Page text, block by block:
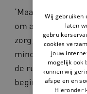
om aan de slag
zorg voor staat.
minder complex,
de rug zijn als zij
beginnen of
Wij gebruiken
laten
cookies
jouw
mogelijk ook
kunnen wij
afspelen en
Hieronder